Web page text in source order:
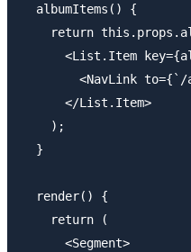
  albumItems() {
return
<List.Item
<NavLink
      </List.Item>
    );
  }
  render() {
    return (
      <Segment>